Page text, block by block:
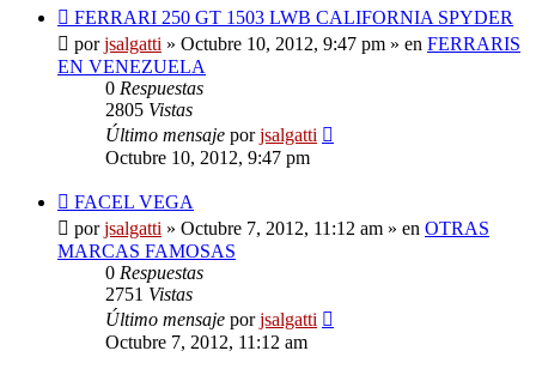
Nuevo
mensaje
FERRARI 250 GT 1503 LWB CALIFORNIA SPYDER
porjsalgatti » Octubre 10, 2012, 9:47 pm » en FERRARIS
EN VENEZUELA
0 Respuestas
2805 Vistas
Último mensaje porjsalgatti
Octubre 10, 2012, 9:47 pm
Nuevo
mensaje
FACEL VEGA
porjsalgatti » Octubre 7, 2012, 11:12 am » en OTRAS
MARCAS FAMOSAS
0 Respuestas
2751 Vistas
Último mensaje porjsalgatti
Octubre 7, 2012, 11:12 am